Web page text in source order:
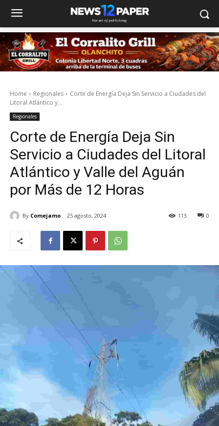
Home Regionales
Corte de Energía Deja Sin Servicio a Ciudades del
Litoral Atlántico y...
Regionales
Corte de Energía Deja Sin
Servicio a Ciudades del Litoral
Atlántico y Valle del Aguán
por Más de 12 Horas
By Comejamo 25 agosto, 2024 0
113